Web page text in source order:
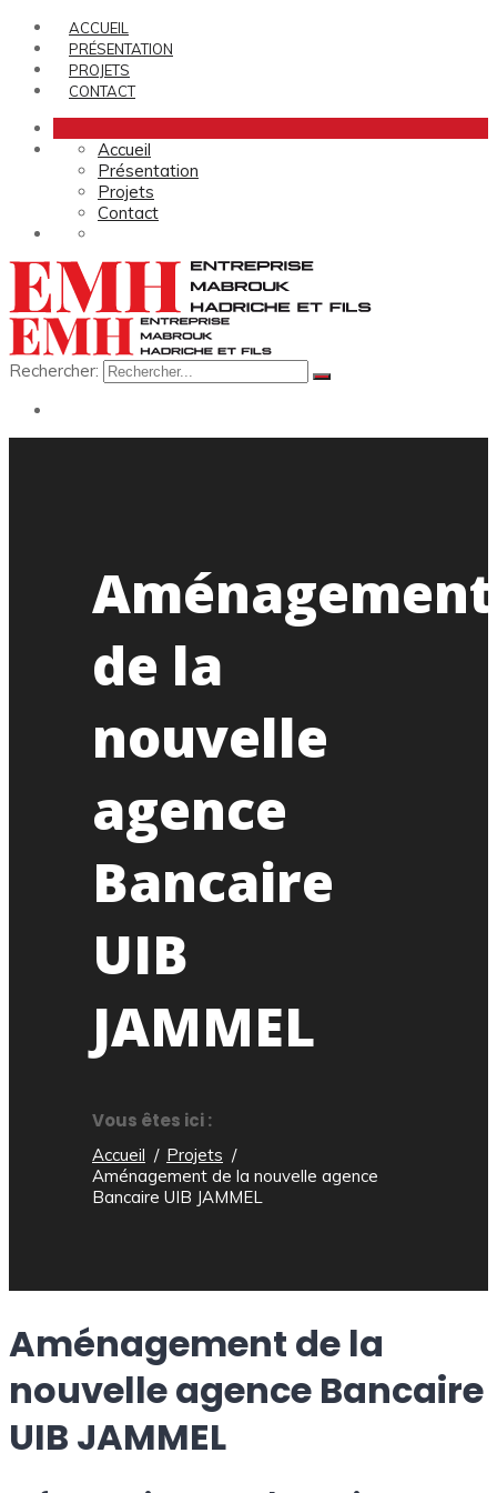
ACCUEIL
PRÉSENTATION
PROJETS
CONTACT
Accueil
Présentation
Projets
Contact
Rechercher:
Aménagement
de la
nouvelle
agence
Bancaire
UIB
JAMMEL
Vous êtes ici :
Accueil
Projets
Aménagement de la nouvelle agence
Bancaire UIB JAMMEL
Aménagement de la
nouvelle agence Bancaire
UIB JAMMEL